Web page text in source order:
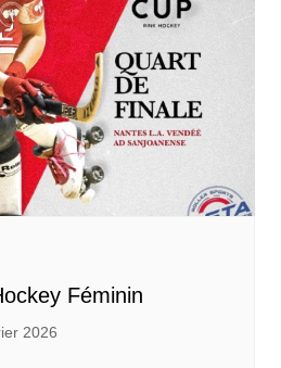
Féminin
2026